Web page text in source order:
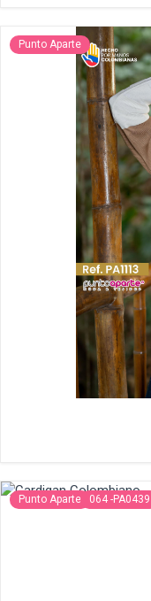
Punto Aparte
Punto Aparte 064 -PA0439